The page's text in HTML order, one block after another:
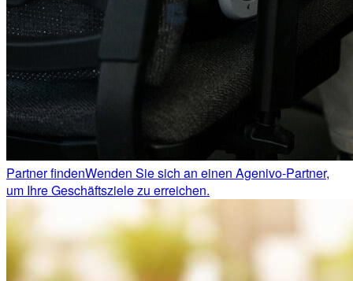
Partner findenWenden Sie sich an einen Agenivo-Partner,
um Ihre Geschäftsziele zu erreichen.